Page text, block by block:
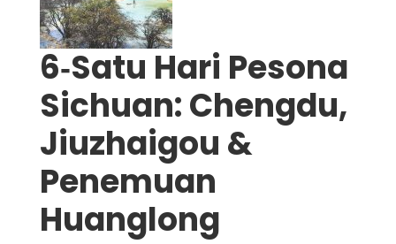
6‑Satu Hari Pesona
Sichuan: Chengdu,
Jiuzhaigou &
Penemuan
Huanglong